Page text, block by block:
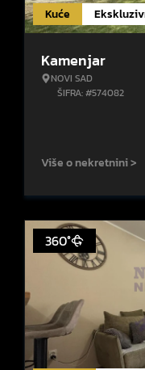
Kuće
Kamenjar
NOVI SAD
ŠIFRA: #574082
Više o nekretnini >
360°